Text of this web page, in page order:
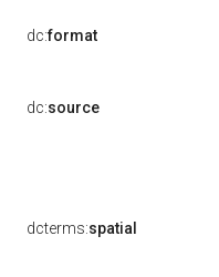
dc:format
dc:source
dcterms:spatial